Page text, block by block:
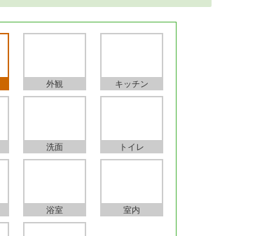
外観 キッチン
洗面 トイレ
浴室 室内